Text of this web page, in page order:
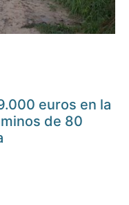
euros en la
de 80